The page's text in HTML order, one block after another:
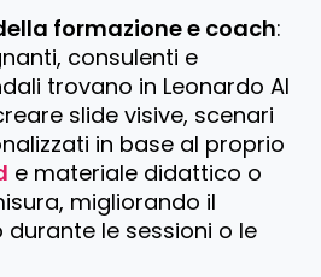
formazione e coach:
consulenti e
trovano in Leonardo AI
slide visive, scenari
in base al proprio
e materiale didattico o
migliorando il
le sessioni o le